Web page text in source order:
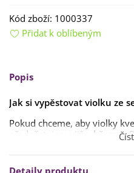
Kód zboží: 1000337
Přidat k oblíbeným
Popis
Jak si vypěstovat violku ze
Pokud chceme, aby violky
předpěstujeme již v březnu.
června. V tomto případě
nádoba ven na konečné
Detaily produktu